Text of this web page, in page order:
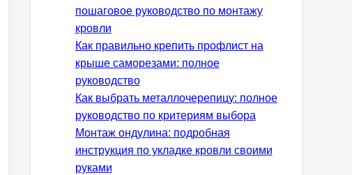
пошаговое руководство по монтажу
кровли
Как правильно крепить профлист на
крыше саморезами: полное
руководство
Как выбрать металлочерепицу: полное
руководство по критериям выбора
Монтаж ондулина: подробная
инструкция по укладке кровли своими
руками